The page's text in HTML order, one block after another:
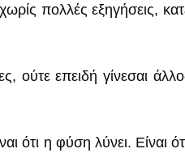
πολλές εξηγήσεις,
ούτε επειδή γίνεσαι
ότι η φύση λύνει. Είναι